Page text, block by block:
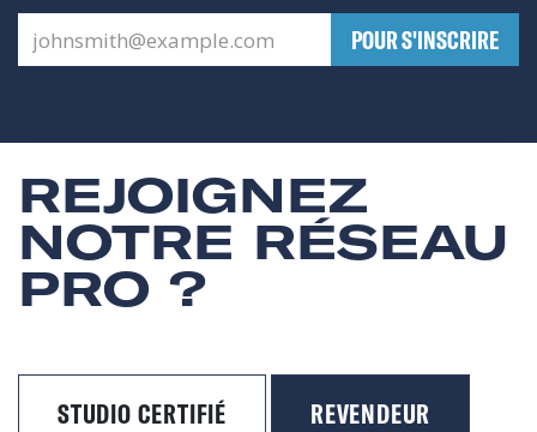
​POUR S'INSCRIRE
REJOIGNEZ
NOTRE RÉSEAU
PRO ?
STUDIO CERTIFIÉ REVENDEUR